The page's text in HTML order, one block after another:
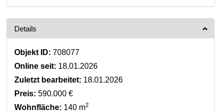
Details
Objekt ID: 708077
Online seit: 18.01.2026
Zuletzt bearbeitet: 18.01.2026
Preis: 590.000 €
Wohnfläche: 140 m2